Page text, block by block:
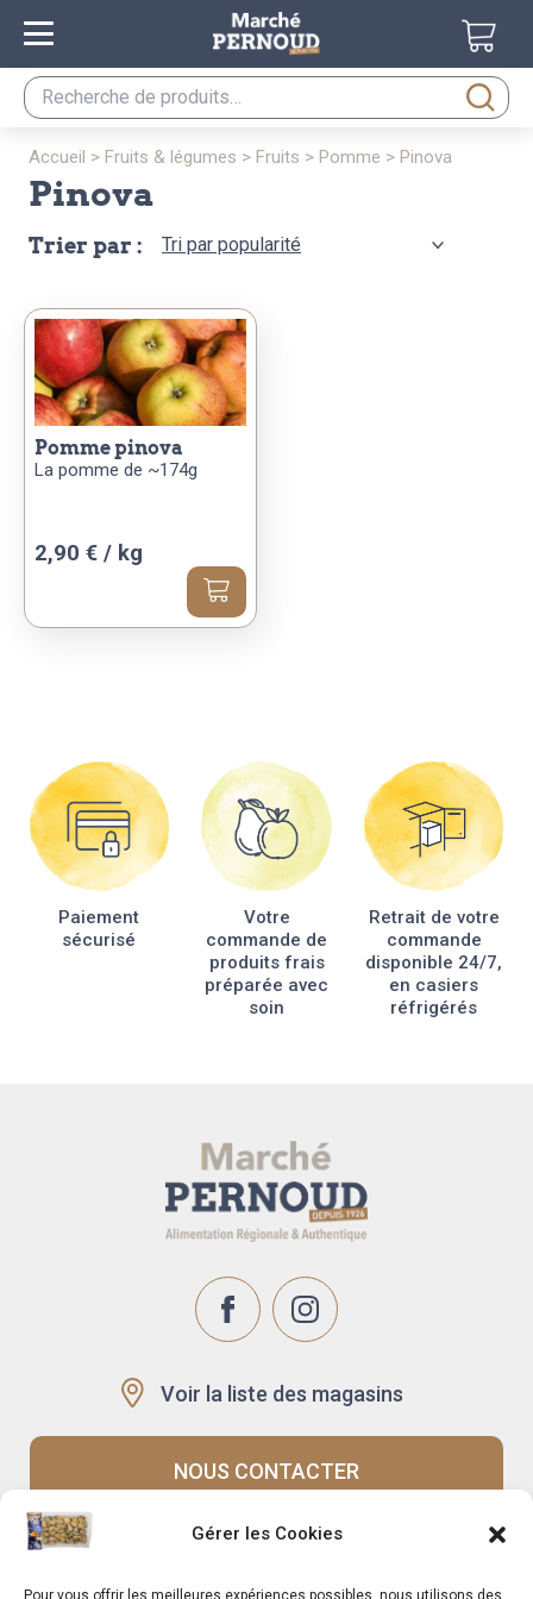
Gérer les Cookies
Pour vous offrir les meilleures expériences possibles, nous utilisons des
Recherche
pour :
accueil > fruits & légumes > fruits > pomme > pinova
pinova
Trier par :
pomme pinova
La pomme de ~174g
2,90 € / kg
Paiement
sécurisé
Votre
commande de
produits frais
préparée avec
soin
Retrait de votre
commande
disponible 24/7,
en casiers
réfrigérés
Voir la liste des magasins
NOUS CONTACTER